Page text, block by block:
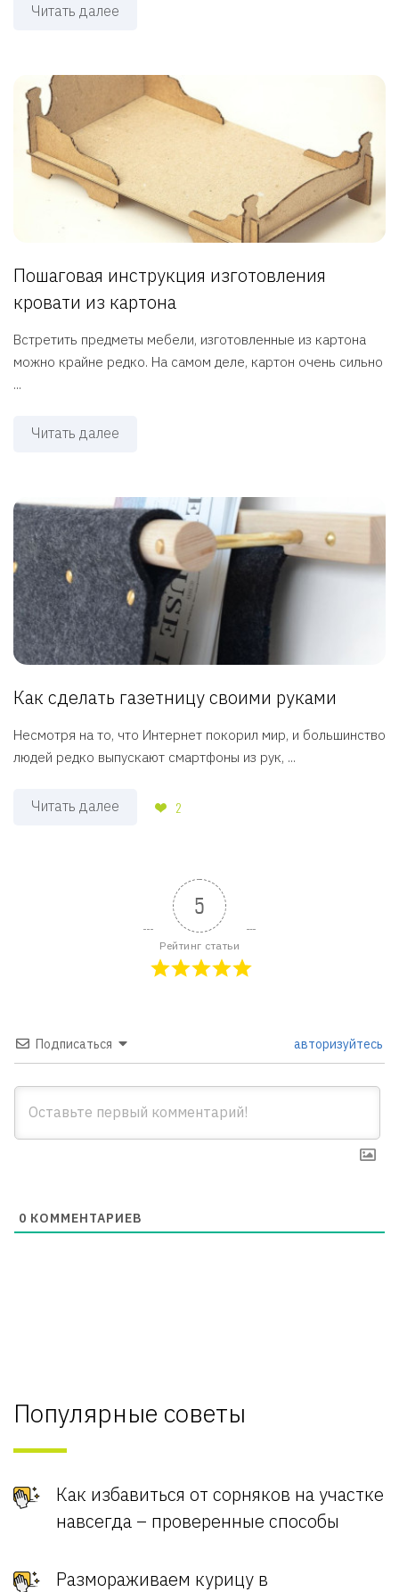
Читать далее
Пошаговая инструкция изготовления
кровати из картона
Встретить предметы мебели, изготовленные из картона
можно крайне редко. На самом деле, картон очень сильно
...
Читать далее
Как сделать газетницу своими руками
Несмотря на то, что Интернет покорил мир, и большинство
людей редко выпускают смартфоны из рук, ...
Читать далее 2
5
Рейтинг статьи
Подписаться авторизуйтесь
0 КОММЕНТАРИЕВ
Популярные советы
Как избавиться от сорняков на участке
навсегда – проверенные способы
Размораживаем курицу в